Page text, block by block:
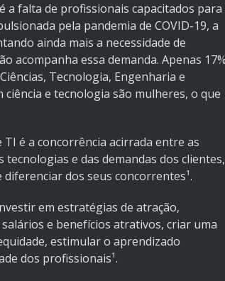
a falta de profissionais capacitados para
pela pandemia de COVID-19, a
ainda mais a necessidade de
acompanha essa demanda. Apenas
Tecnologia, Engenharia e
ciência e tecnologia são mulheres, o que
é a concorrência acirrada entre as
e das demandas dos clientes,
dos seus concorrentes¹.
em estratégias de atração,
e benefícios atrativos, criar uma
estimular o aprendizado
dos profissionais¹.